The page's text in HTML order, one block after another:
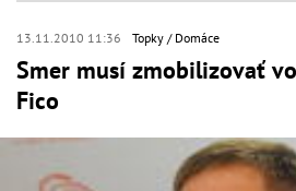
13.11.2010 11:36 Topky Domáce
Smer musí zmobilizovať
Fico